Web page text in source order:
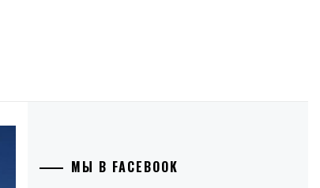
МЫ В FACEBOOK